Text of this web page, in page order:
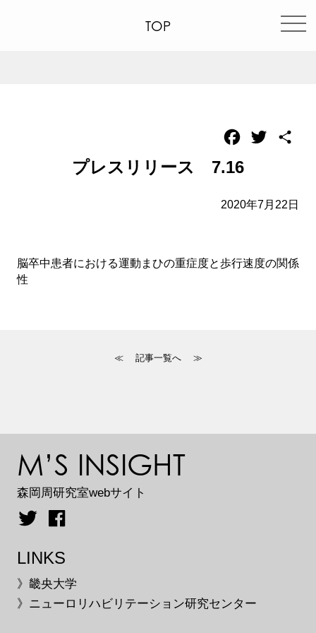
TOP
Facebook
Twitter
プレスリリース 7.16
2020年7月22日
脳卒中患者における運動まひの重症度と歩行速度の関係
性
≪ 記事一覧へ ≫
M’S INSIGHT
森岡周研究室webサイト
LINKS
》畿央大学
》ニューロリハビリテーション研究センター